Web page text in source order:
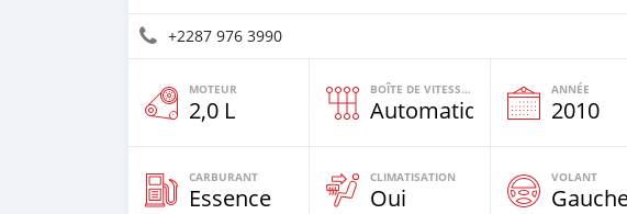
+2287 976 3990
MOTEUR
2,0 L
BOÎTE DE VITESSES
Automatique
ANNÉE
2010
CARBURANT
Essence
CLIMATISATION
Oui
VOLANT